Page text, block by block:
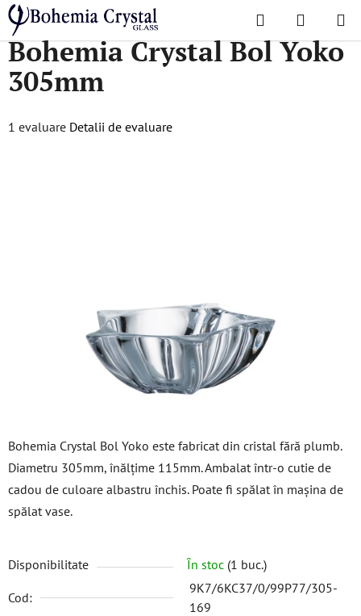
Treci
conținut
Căutare
DE
Acasă
/ Colecții populare / Yoko Bohemia Crystal Bol Yoko 305mm
Bohemia Crystal Bol Yoko este fabricat din cristal fără plumb.
Diametru 305mm, înălțime 115mm. Ambalat într-o cutie de
cadou de culoare albastru închis. Poate fi spălat în mașina de
spălat vase.
Disponibilitate În stoc (1 buc.)
Cod:
9K7/6KC37/0/99P77/305-
169
Bohemia Crystal Bol Yoko
305mm
Evaluarea
1 evaluare Detalii de evaluare